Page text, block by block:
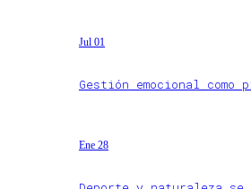
Jul 01
Gestión emocional
Ene 28